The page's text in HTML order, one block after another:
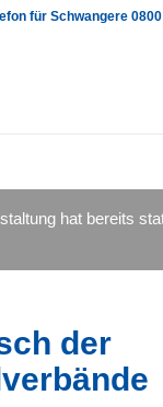
für Schwangere
hat bereits
der